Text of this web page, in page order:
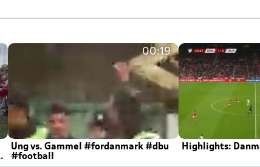
00:19
Ung vs. Gammel #fordanmark #dbu
#football
Highlights: